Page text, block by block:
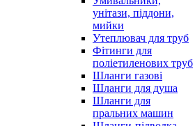
унітази, піддони,
мийки
Утеплювач для труб
Фітинги для
поліетиленових труб
Шланги газові
Шланги для душа
Шланги для
пральних машин